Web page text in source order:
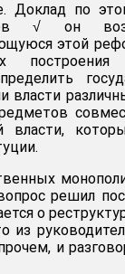
Доклад по
√ он
этой
власти
власти,
решил
о
из
и